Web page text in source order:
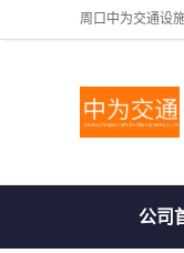
公司